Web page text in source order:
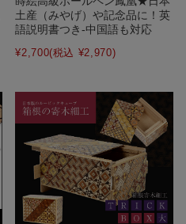
土産（みやげ）や記念品に！英
語説明書つき-中国語も対応
¥2,700(税込 ¥2,970)